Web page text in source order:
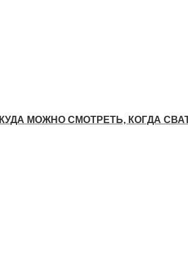
КУДА МОЖНО СМОТРЕТЬ, КОГДА